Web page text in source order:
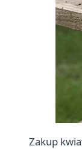
Zakup